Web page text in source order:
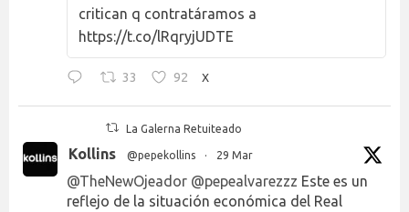
critican q contratáramos a
https://t.co/lRqryjUDTE
33 92 X
La Galerna Retuiteado
Kollins @pepekollins · 29 Mar
@TheNewOjeador @pepealvarezzz Este es un
reflejo de la situación económica del Real